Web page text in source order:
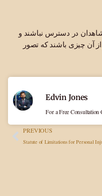
در دسترس نباشند و
آن چیزی باشند که تصور
PREVIOUS
Edvin Jones
For a Free